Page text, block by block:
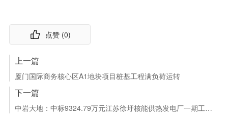
点赞 (0)
上一篇
厦门国际商务核心区A1地块项目桩基工程满负荷运转
下一篇
中岩大地：中标9324.79万元江苏徐圩核能供热发电厂一期工程31URA冷却塔桩基施工工程